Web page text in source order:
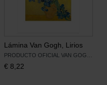
Lámina Van Gogh, Lirios
€ 8,22